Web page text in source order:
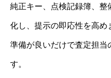
純正キー、点検記録簿、整
化し、提示の即応性を高め
準備が良いだけで査定担当
す。